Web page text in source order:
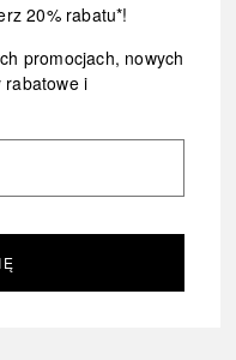
20% rabatu*!
promocjach, nowych
rabatowe i